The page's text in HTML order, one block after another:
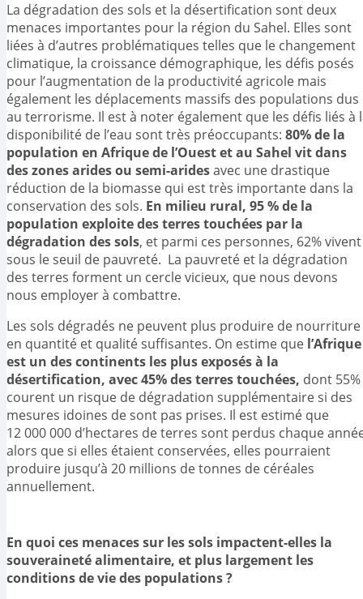
La dégradation des sols et la désertification sont deux
menaces importantes pour la région du Sahel. Elles sont
liées à d’autres problématiques telles que le changement
climatique, la croissance démographique, les défis posés
pour l’augmentation de la productivité agricole mais
également les déplacements massifs des populations dus
au terrorisme. Il est à noter également que les défis liés à
disponibilité de l’eau sont très préoccupants: 80% de la
population en Afrique de l’Ouest et au Sahel vit dans
des zones arides ou semi-aridesavec une drastique
réduction de la biomasse qui est très importante dans la
conservation des sols. En milieu rural, 95 % de la
population exploite des terres touchées par la
dégradation des sols, et parmi ces personnes, 62% vivent
sous le seuil de pauvreté. La pauvreté et la dégradation
des terres forment un cercle vicieux, que nous devons
nous employer à combattre.
Les sols dégradés ne peuvent plus produire de nourriture
en quantité et qualité suffisantes. On estime que l’Afrique
est un des continents les plus exposés à la
désertification, avec 45% des terres touchées, dont 55%
courent un risque de dégradation supplémentaire si des
mesures idoines de sont pas prises. Il est estimé que
12 000 000 d’hectares de terres sont perdus chaque
alors que si elles étaient conservées, elles pourraient
produire jusqu’à 20 millions de tonnes de céréales
annuellement.
En quoi ces menaces sur les sols impactent-elles la
souveraineté alimentaire, et plus largement les
conditions de vie des populations ?